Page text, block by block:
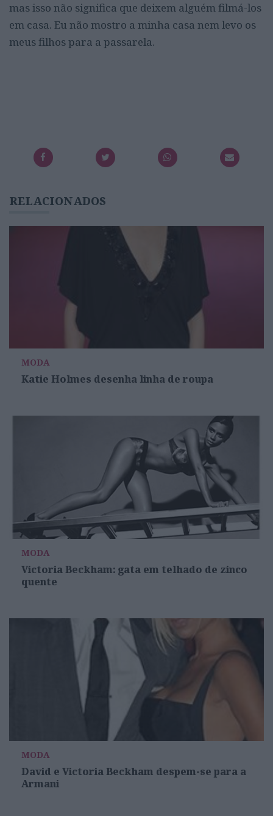
mas isso não significa que deixem alguém filmá-los
em casa. Eu não mostro a minha casa nem levo os
meus filhos para a passarela.
RELACIONADOS
MODA
Katie Holmes desenha linha de roupa
MODA
Victoria Beckham: gata em telhado de zinco
quente
MODA
David e Victoria Beckham despem-se para a
Armani